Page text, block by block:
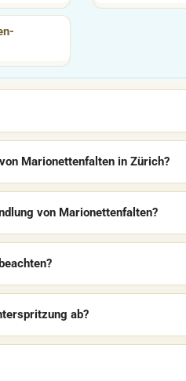
Marionettenfalten in Zürich?
von Marionettenfalten?
ab?